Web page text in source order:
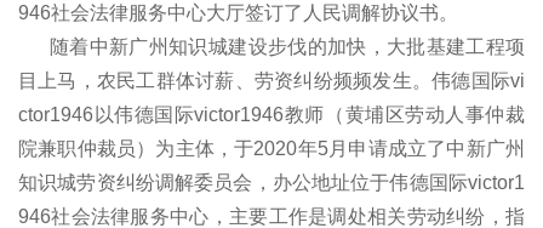
946社会法律服务中心大厅签订了人民调解协议书。
随着中新广州知识城建设步伐的加快，大批基建工程项
目上马，农民工群体讨薪、劳资纠纷频频发生。伟德国际vi
ctor1946以伟德国际victor1946教师（黄埔区劳动人事仲裁
院兼职仲裁员）为主体，于2020年5月申请成立了中新广州
知识城劳资纠纷调解委员会，办公地址位于伟德国际victor1
946社会法律服务中心，主要工作是调处相关劳动纠纷，指